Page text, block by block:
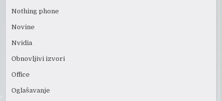
Nothing phone
Novine
Nvidia
Obnovljivi izvori
Office
Oglašavanje